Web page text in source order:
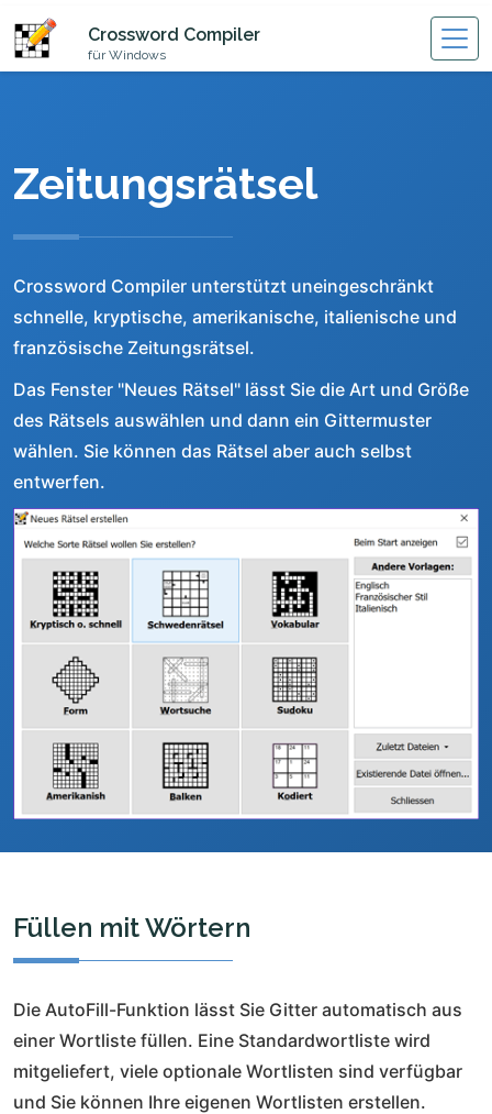
Crossword Compiler
für Windows
Zeitungsrätsel
Crossword Compiler unterstützt uneingeschränkt
schnelle, kryptische, amerikanische, italienische und
französische Zeitungsrätsel.
Das Fenster "Neues Rätsel" lässt Sie die Art und Größe
des Rätsels auswählen und dann ein Gittermuster
wählen. Sie können das Rätsel aber auch selbst
entwerfen.
Füllen mit Wörtern
Die AutoFill-Funktion lässt Sie Gitter automatisch aus
einer Wortliste füllen. Eine Standardwortliste wird
mitgeliefert, viele optionale Wortlisten sind verfügbar
und Sie können Ihre eigenen Wortlisten erstellen.